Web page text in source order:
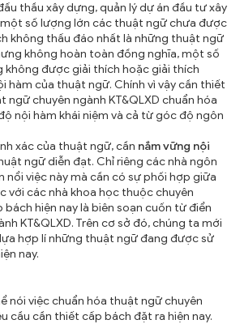
thầu xây dựng, quản lý dự án đầu tư xây
số lượng lớn các thuật ngữ chưa được
không thấu đáo nhất là những thuật ngữ
không hoàn toàn đồng nghĩa, một số
được giải thích hoặc giải thích
hàm của thuật ngữ. Chính vì vậy cần thiết
chuyên ngành KT&QLXD chuẩn hóa
nội hàm khái niệm và cả từ góc độ ngôn
xác của thuật ngữ, cần nắm vững nội
ngữ diễn đạt. Chỉ riêng các nhà ngôn
nổi việc này mà cần có sự phối hợp giữa
với các nhà khoa học thuộc chuyên
bách hiện nay là biên soạn cuốn từ điển
KT&QLXD. Trên cơ sở đó, chúng ta mới
hợp lí những thuật ngữ đang được sử
nay.
việc chuẩn hóa thuật ngữ chuyên
cầu cần thiết cấp bách đặt ra hiện nay.